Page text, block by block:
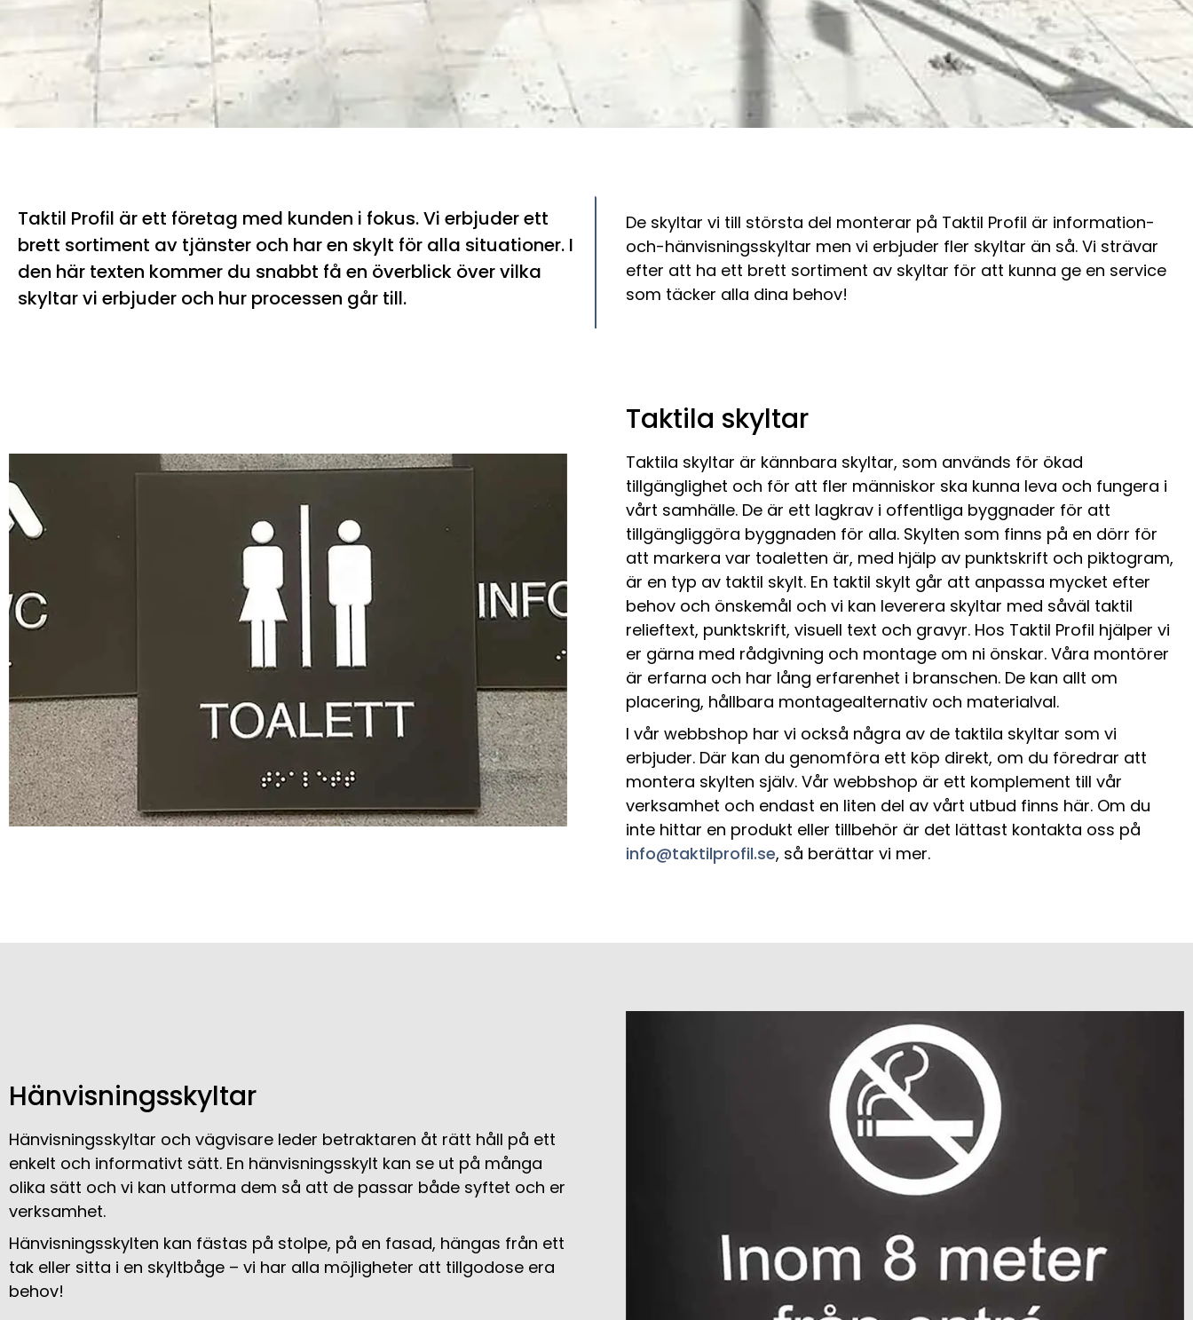
Taktil Profil är ett företag med kunden i fokus. Vi erbjuder ett
brett sortiment av tjänster och har en skylt för alla situationer. I
den här texten kommer du snabbt få en överblick över vilka
skyltar vi erbjuder och hur processen går till.
De skyltar vi till största del monterar på Taktil Profil är information-
och-hänvisningsskyltar men vi erbjuder fler skyltar än så. Vi strävar
efter att ha ett brett sortiment av skyltar för att kunna ge en service
som täcker alla dina behov!
Taktila skyltar
Taktila skyltar är kännbara skyltar, som används för ökad
tillgänglighet och för att fler människor ska kunna leva och fungera i
vårt samhälle. De är ett lagkrav i offentliga byggnader för att
tillgängliggöra byggnaden för alla. Skylten som finns på en dörr för
att markera var toaletten är, med hjälp av punktskrift och piktogram,
är en typ av taktil skylt. En taktil skylt går att anpassa mycket efter
behov och önskemål och vi kan leverera skyltar med såväl taktil
relieftext, punktskrift, visuell text och gravyr. Hos Taktil Profil hjälper vi
er gärna med rådgivning och montage om ni önskar. Våra montörer
är erfarna och har lång erfarenhet i branschen. De kan allt om
placering, hållbara montagealternativ och materialval.
I vår webbshop har vi också några av de taktila skyltar som vi
erbjuder. Där kan du genomföra ett köp direkt, om du föredrar att
montera skylten själv. Vår webbshop är ett komplement till vår
verksamhet och endast en liten del av vårt utbud finns här. Om du
inte hittar en produkt eller tillbehör är det lättast kontakta oss på
info@taktilprofil.se, så berättar vi mer.
Hänvisningsskyltar
Hänvisningsskyltar och vägvisare leder betraktaren åt rätt håll på ett
enkelt och informativt sätt. En hänvisningsskylt kan se ut på många
olika sätt och vi kan utforma dem så att de passar både syftet och er
verksamhet.
Hänvisningsskylten kan fästas på stolpe, på en fasad, hängas från ett
tak eller sitta i en skyltbåge – vi har alla möjligheter att tillgodose era
behov!